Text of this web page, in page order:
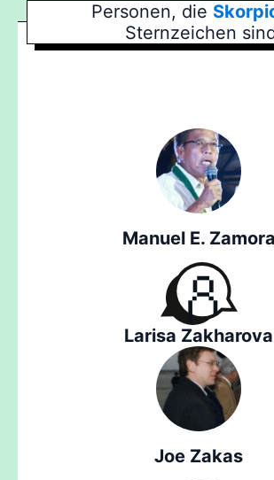
Personen, die
Sternzeichen
Manuel E. Zamora
Larisa Zakharova
Joe Zakas